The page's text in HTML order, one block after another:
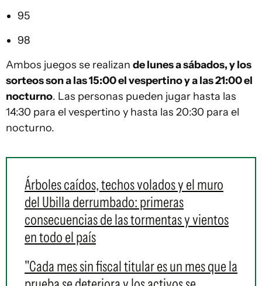
95
98
Ambos juegos se realizan de lunes a sábados, y los
sorteos son a las 15:00 el vespertino y a las 21:00 el
nocturno. Las personas pueden jugar hasta las
14:30 para el vespertino y hasta las 20:30 para el
nocturno.
Árboles caídos, techos volados y el muro
del Ubilla derrumbado: primeras
consecuencias de las tormentas y vientos
en todo el país
"Cada mes sin fiscal titular es un mes que la